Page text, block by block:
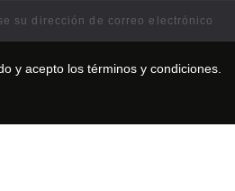
y acepto los términos y condiciones.